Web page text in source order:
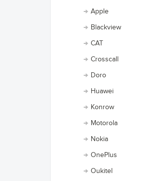
Apple
Blackview
CAT
Crosscall
Doro
Huawei
Konrow
Motorola
Nokia
OnePlus
Oukitel